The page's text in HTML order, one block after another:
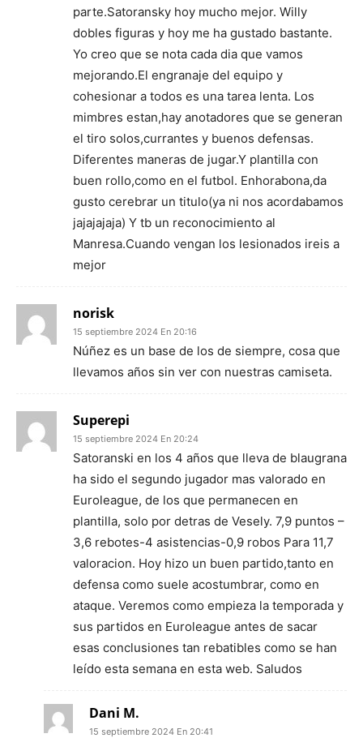
parte.Satoransky hoy mucho mejor. Willy
dobles figuras y hoy me ha gustado bastante.
Yo creo que se nota cada dia que vamos
mejorando.El engranaje del equipo y
cohesionar a todos es una tarea lenta. Los
mimbres estan,hay anotadores que se generan
el tiro solos,currantes y buenos defensas.
Diferentes maneras de jugar.Y plantilla con
buen rollo,como en el futbol. Enhorabona,da
gusto cerebrar un titulo(ya ni nos acordabamos
jajajajaja) Y tb un reconocimiento al
Manresa.Cuando vengan los lesionados ireis a
mejor
norisk
15 septiembre 2024 En 20:16
Núñez es un base de los de siempre, cosa que
llevamos años sin ver con nuestras camiseta.
Superepi
15 septiembre 2024 En 20:24
Satoranski en los 4 años que lleva de blaugrana
ha sido el segundo jugador mas valorado en
Euroleague, de los que permanecen en
plantilla, solo por detras de Vesely. 7,9 puntos –
3,6 rebotes-4 asistencias-0,9 robos Para 11,7
valoracion. Hoy hizo un buen partido,tanto en
defensa como suele acostumbrar, como en
ataque. Veremos como empieza la temporada y
sus partidos en Euroleague antes de sacar
esas conclusiones tan rebatibles como se han
leído esta semana en esta web. Saludos
Dani M.
15 septiembre 2024 En 20:41